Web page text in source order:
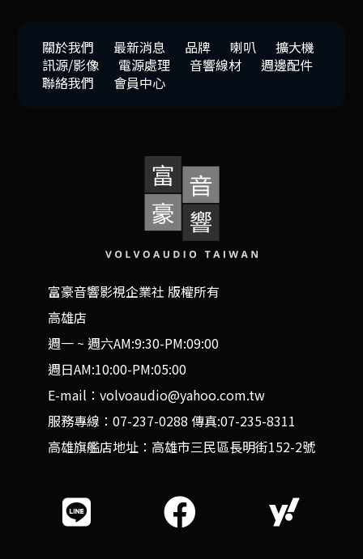
關於我們 最新消息 品牌 喇叭
擴大機
訊源/影像
電源處理 音響線材
週邊配件
聯絡我們
會員中心
富豪音響影視企業社 版權所有
高雄店
週一 ~ 週六AM:9:30-PM:09:00
週日AM:10:00-PM:05:00
E-mail：volvoaudio@yahoo.com.tw
服務專線：07-237-0288 傳真:07-235-8311
高雄旗艦店地址：高雄市三民區長明街152-2號